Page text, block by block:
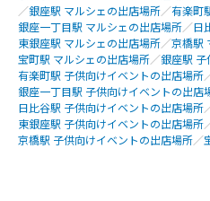
／銀座駅 マルシェの出店場所／有楽町
銀座一丁目駅 マルシェの出店場所／日
東銀座駅 マルシェの出店場所／京橋駅
宝町駅 マルシェの出店場所／銀座駅 子
有楽町駅 子供向けイベントの出店場所
銀座一丁目駅 子供向けイベントの出店
日比谷駅 子供向けイベントの出店場所
東銀座駅 子供向けイベントの出店場所
京橋駅 子供向けイベントの出店場所／